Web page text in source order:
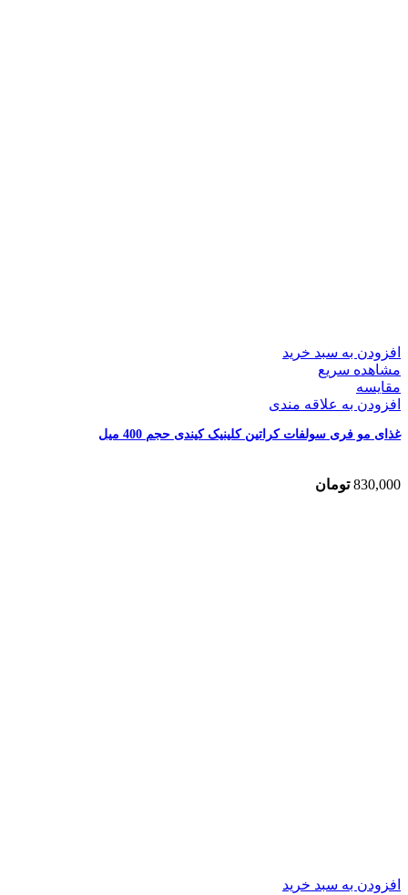
افزودن به سبد خرید
مشاهده سریع
مقایسه
افزودن به علاقه مندی
غذای مو فری سولفات کراتین کلینیک کیندی حجم 400 میل
830,000 تومان
افزودن به سبد خرید